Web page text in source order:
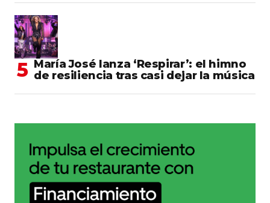
María José lanza ‘Respirar’: el himno
de resiliencia tras casi dejar la música